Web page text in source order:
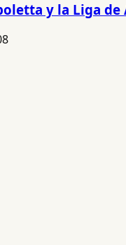
y la Liga